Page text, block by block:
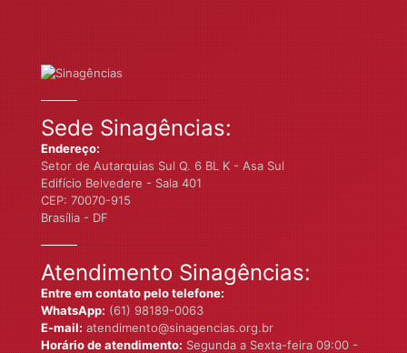
Sede Sinagências:
Endereço:
Setor de Autarquias Sul Q. 6 BL K - Asa Sul
Edifício Belvedere - Sala 401
CEP: 70070-915
Brasília - DF
Atendimento Sinagências:
Entre em contato pelo telefone:
WhatsApp:(61) 98189-0063
E-mail:atendimento@sinagencias.org.br
Horário de atendimento:Segunda a Sexta-feira 09:00 -